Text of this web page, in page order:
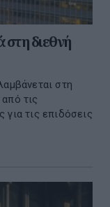
στη διεθνή
στη
τις
για τις επιδόσεις